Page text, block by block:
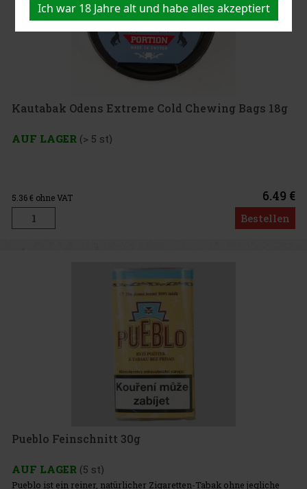
Ich war 18 Jahre alt und habe alles akzeptiert
Kautabak Odens Extreme Cold Chewing Bags 18g
AUF LAGER (> 5 st)
5.36€ ohne VAT 6.49 €
Bestellen
Pueblo Feinschnitt 30g
AUF LAGER (5 st)
Pueblo ist ein reiner, natürlicher Zigaretten-Tabak ohne jegliche